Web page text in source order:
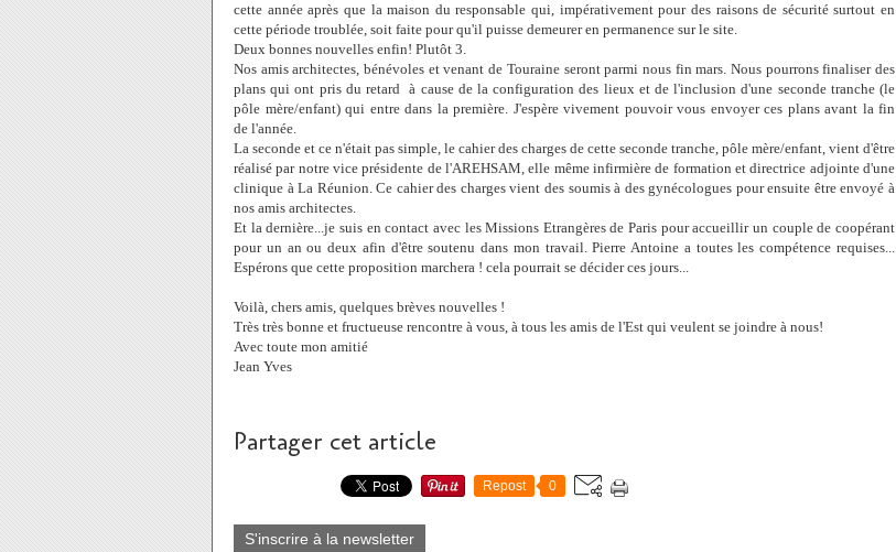
cette année après que la maison du responsable qui, impérativement pour des raisons de sécurité surtout en
cette période troublée, soit faite pour qu'il puisse demeurer en permanence sur le site.
Deux bonnes nouvelles enfin! Plutôt 3.
Nos amis architectes, bénévoles et venant de Touraine seront parmi nous fin mars. Nous pourrons finaliser des
plans qui ont pris du retard à cause de la configuration des lieux et de l'inclusion d'une seconde tranche (le
pôle mère/enfant) qui entre dans la première. J'espère vivement pouvoir vous envoyer ces plans avant la fin
de l'année.
La seconde et ce n'était pas simple, le cahier des charges de cette seconde tranche, pôle mère/enfant, vient d'être
réalisé par notre vice présidente de l'AREHSAM, elle même infirmière de formation et directrice adjointe d'une
clinique à La Réunion. Ce cahier des charges vient des soumis à des gynécologues pour ensuite être envoyé à
nos amis architectes.
Et la dernière...je suis en contact avec les Missions Etrangères de Paris pour accueillir un couple de coopérant
pour un an ou deux afin d'être soutenu dans mon travail. Pierre Antoine a toutes les compétence requises...
Espérons que cette proposition marchera ! cela pourrait se décider ces jours...
Voilà, chers amis, quelques brèves nouvelles !
Très très bonne et fructueuse rencontre à vous, à tous les amis de l'Est qui veulent se joindre à nous!
Avec toute mon amitié
Jean Yves
Partager cet article
Repost 0
S'inscrire à la newsletter